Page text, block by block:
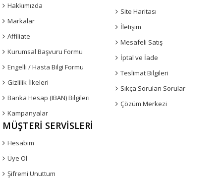
Hakkımızda
Markalar
Affiliate
Kurumsal Başvuru Formu
Engelli / Hasta Bilgi Formu
Gizlilik İlkeleri
Banka Hesap (IBAN) Bilgileri
Kampanyalar
Site Haritası
İletişim
Mesafeli Satış
İptal ve İade
Teslimat Bilgileri
Sıkça Sorulan Sorular
Çözüm Merkezi
MÜŞTERI SERVISLERI
Hesabım
Üye Ol
Şifremi Unuttum